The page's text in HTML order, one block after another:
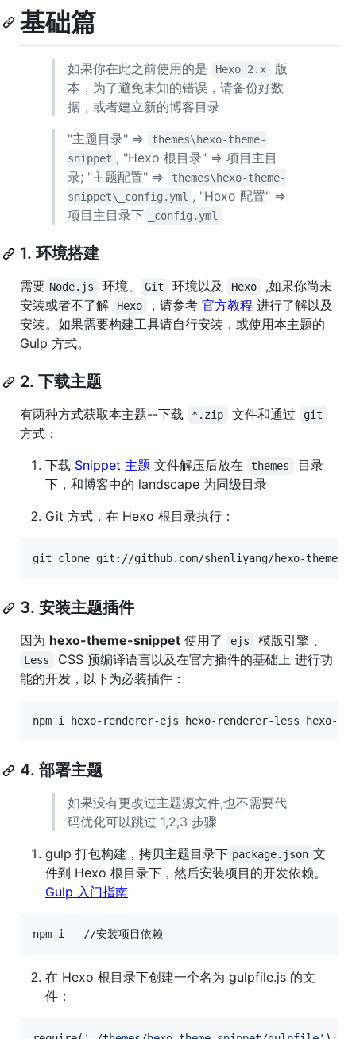
基础篇
如果你在此之前使用的是 Hexo 2.x
版
本，为了避免未知的错误，请备份好数
据，或者建立新的博客目录
"主题目录" =>
themes\hexo-theme-
snippet , "Hexo 根目录" => 项目主目
录; "主题配置" =>
themes\hexo-theme-
snippet\_config.yml , "Hexo 配置" =>
项目主目录下
_config.yml
1. 环境搭建
需要 Node.js 环境、 Git 环境以及 Hexo
,如果你尚未
安装或者不了解
Hexo ，请参考 官方教程 进行了解以及
安装。如果需要构建工具请自行安装，或使用本主题的
Gulp 方式。
2. 下载主题
有两种方式获取本主题--下载 *.zip 文件和通过 git
方式：
下载 Snippet 主题 文件解压后放在 themes
目录
下，和博客中的 landscape 为同级目录
Git 方式，在 Hexo 根目录执行：
git clone git://github.com/shenliyang/hexo-theme-
3. 安装主题插件
因为 hexo-theme-snippet 使用了 ejs 模版引擎 、
Less
CSS 预编译语言以及在官方插件的基础上 进行功
能的开发，以下为必装插件：
npm i hexo-renderer-ejs hexo-renderer-less hexo-
4. 部署主题
如果没有更改过主题源文件,也不需要代
码优化可以跳过 1,2,3 步骤
gulp 打包构建，拷贝主题目录下 package.json 文
件到 Hexo 根目录下，然后安装项目的开发依赖。
Gulp 入门指南
npm i   //安装项目依赖
在 Hexo 根目录下创建一个名为 gulpfile.js 的文
件：